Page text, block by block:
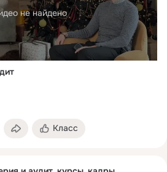
не найдено
Класс